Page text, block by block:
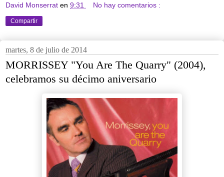
David Monserrat en 9:31 No hay comentarios :
Compartir
martes, 8 de julio de 2014
MORRISSEY "You Are The Quarry" (2004),
celebramos su décimo aniversario